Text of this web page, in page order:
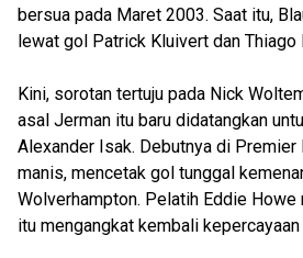
bersua pada Maret 2003. Saat itu,
lewat gol Patrick Kluivert dan Thiago
Kini, sorotan tertuju pada Nick
asal Jerman itu baru didatangkan
Alexander Isak. Debutnya di Premier
manis, mencetak gol tunggal
Wolverhampton. Pelatih Eddie Howe
itu mengangkat kembali